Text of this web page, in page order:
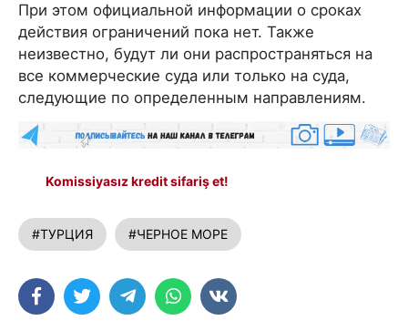
При этом официальной информации о сроках
действия ограничений пока нет. Также
неизвестно, будут ли они распространяться на
все коммерческие суда или только на суда,
следующие по определенным направлениям.
Komissiyasız kredit sifariş et!
#ТУРЦИЯ #ЧЕРНОЕ МОРЕ